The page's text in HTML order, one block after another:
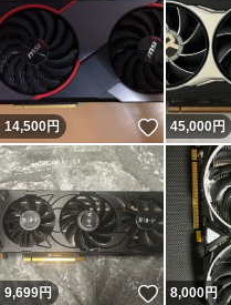
14,500円 いいね！
45,000円
9,699円 いいね！
8,000円